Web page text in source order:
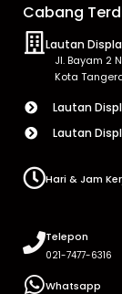
Cabang
Lautan
Jl. Bayam 2
Kota
Lautan
Lautan
Hari & Jam
Telepon
021-7477-6316
Whatsapp